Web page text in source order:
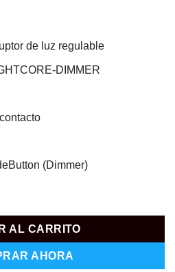
de luz regulable
DIMMER
(Dimmer)
cantidad
AL CARRITO
AHORA